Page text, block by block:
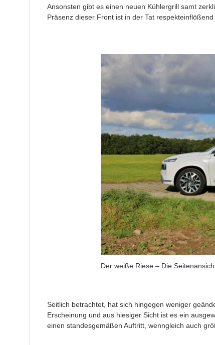
Ansonsten gibt es einen neuen Kühlergrill samt
Präsenz dieser Front ist in der Tat
Der weiße Riese – Die
Seitlich betrachtet, hat sich hingegen weniger
Erscheinung und aus hiesiger Sicht ist es ein
einen standesgemäßen Auftritt, wenngleich auch